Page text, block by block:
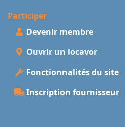
Participer
Devenir membre
Ouvrir un locavor
Fonctionnalités du site
Inscription fournisseur